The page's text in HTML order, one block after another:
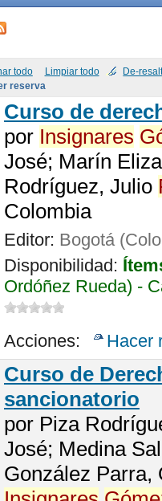
todo Limpiar todo De-
Curso de
por Insignares
José; Marín
Rodríguez, Julio
Colombia
Editor: Bogotá
Disponibilidad:
Ordóñez Rueda) -
Acciones: Hacer
Curso de
sancionatorio
por Piza
José; Medina
González Parra,